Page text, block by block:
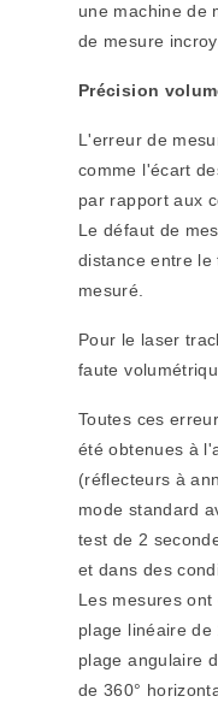
une machine de
de mesure
Précision
L'erreur de
comme l'écart
par rapport aux
Le défaut de
distance entre
mesuré.
Pour le laser
faute
Toutes ces
été obtenues à
(réflecteurs à
mode standard
test de 2
et dans des
Les mesures
plage linéaire
plage angulaire
de 360°